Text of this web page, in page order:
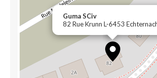
Guma SCiv
82 Rue Krunn L-6453